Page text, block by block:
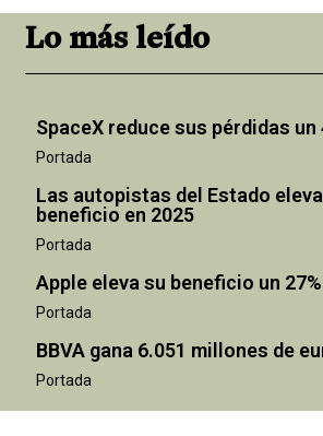
Lo más leído
SpaceX reduce sus pérdidas un
Portada
Las autopistas del Estado
beneficio en 2025
Portada
Apple eleva su beneficio un 27%
Portada
BBVA gana 6.051 millones de
Portada